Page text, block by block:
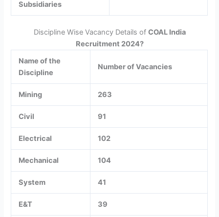
Subsidiaries
Discipline Wise Vacancy Details of COAL India
Recruitment 2024?
Name of the
Discipline
Number of Vacancies
Mining 263
Civil 91
Electrical 102
Mechanical 104
System 41
E&T 39